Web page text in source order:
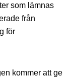
som lämnas
från
för
kommer att ge